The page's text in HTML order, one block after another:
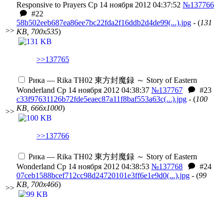
>>
Responsive to Prayers Ср 14 ноября 2012 04:37:52 №137766
#22
58b502eeb687ea86ee7bc22fda2f16ddb2d4de99(...).jpg - (131
KB, 700x535)
>>137765
>>
Рика — Rika TH02 東方封魔録 ～ Story of Eastern
Wonderland Ср 14 ноября 2012 04:38:37 №137767
#23
c33f97631126b72fde5eaec87a11f8baf553a63c(...).jpg - (100
KB, 666x1000)
>>137766
>>
Рика — Rika TH02 東方封魔録 ～ Story of Eastern
Wonderland Ср 14 ноября 2012 04:38:53 №137768
#24
07ceb1588bcef712cc98d24720101e3ff6e1e9d0(...).jpg - (99
KB, 700x466)